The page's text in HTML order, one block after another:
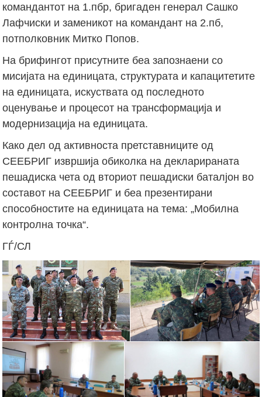
командантот на 1.пбр, бригаден генерал Сашко
Лафчиски и заменикот на командант на 2.пб,
потполковник Митко Попов.
На брифингот присутните беа запознаени со
мисијата на единицата, структурата и капацитетите
на единицата, искуствата од последното
оценување и процесот на трансформација и
модернизација на единицата.
Како дел од активноста претставниците од
СЕЕБРИГ извршија обиколка на декларираната
пешадиска чета од вториот пешадиски баталјон во
составот на СЕЕБРИГ и беа презентирани
способностите на единицата на тема: „Мобилна
контролна точка“.
ГЃ/СЛ